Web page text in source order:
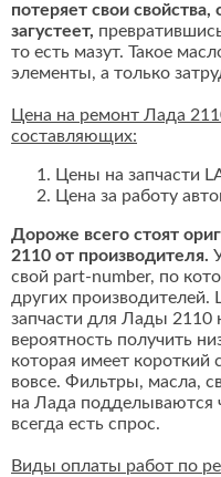
потеряет свои
загустеет,
то есть мазут. Такое
элементы, а только
Цена на ремонт Лада
составляющих:
Цены на запчасти
Цена за работу
Дороже всего стоят
2110 от производителя.
свой part-number, по
других
запчасти для Лады 2110
вероятность получить
которая имеет
вовсе. Фильтры, масла,
на Лада подделываются
всегда есть спрос.
Виды оплаты работ по